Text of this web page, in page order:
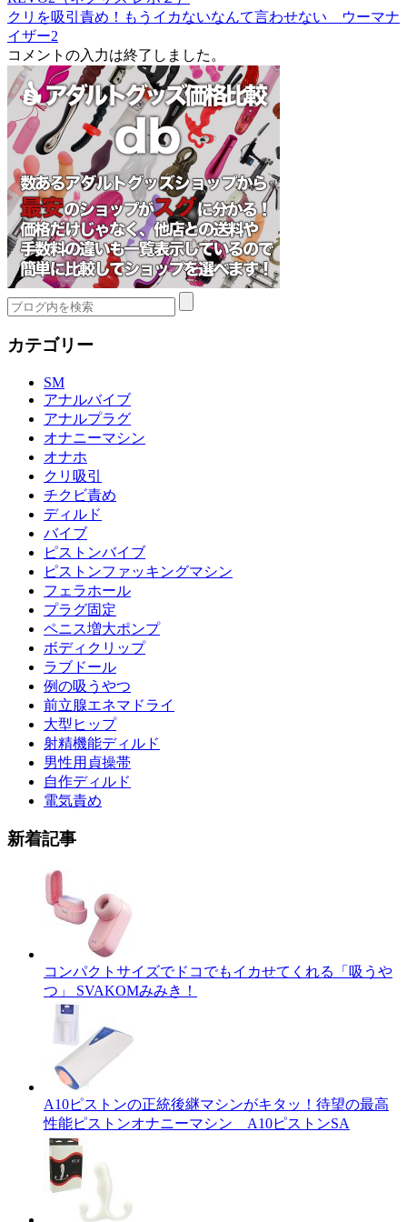
クリを吸引責め！もうイカないなんて言わせない ウーマナ
イザー2
コメントの入力は終了しました。
カテゴリー
SM
アナルバイブ
アナルプラグ
オナニーマシン
オナホ
クリ吸引
チクビ責め
ディルド
バイブ
ピストンバイブ
ピストンファッキングマシン
フェラホール
プラグ固定
ペニス増大ポンプ
ボディクリップ
ラブドール
例の吸うやつ
前立腺エネマドライ
大型ヒップ
射精機能ディルド
男性用貞操帯
自作ディルド
電気責め
新着記事
コンパクトサイズでドコでもイカせてくれる「吸うや
つ」 SVAKOMみみき！
A10ピストンの正統後継マシンがキタッ！待望の最高
性能ピストンオナニーマシン A10ピストンSA